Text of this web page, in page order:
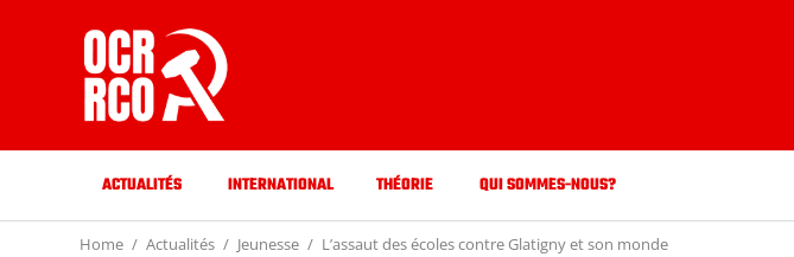
ACTUALITÉS INTERNATIONAL THÉORIE QUI SOMMES-NOUS?
Home Actualités Jeunesse L’assaut des écoles contre Glatigny et son monde